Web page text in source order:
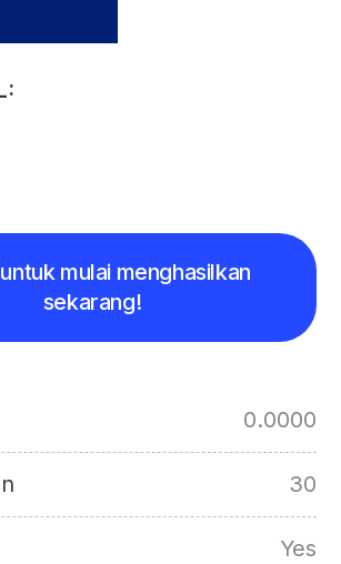
mulai menghasilkan
sekarang!
0.0000
30
Yes